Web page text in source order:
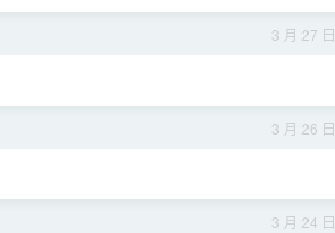
3 月 27 日
3 月 26 日
3 月 24 日